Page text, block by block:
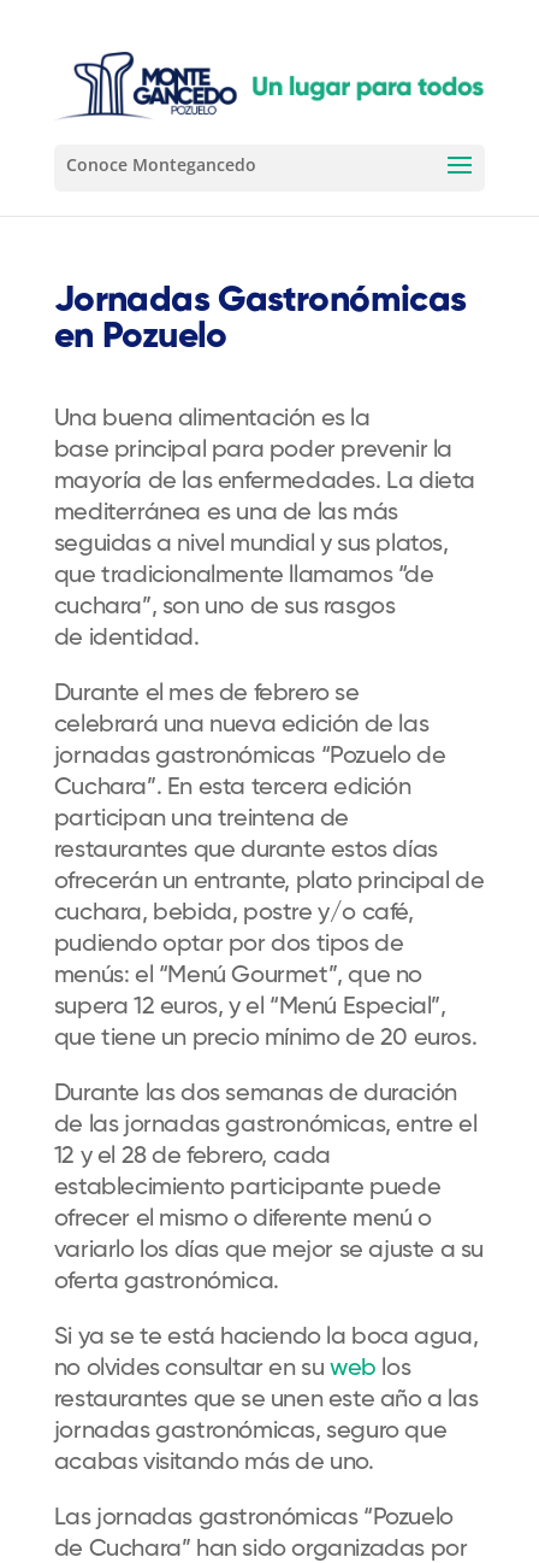
Jornadas Gastronómicas
en Pozuelo
Una buena alimentación es la
base principal para poder prevenir la
mayoría de las enfermedades. La dieta
mediterránea es una de las más
seguidas a nivel mundial y sus platos,
que tradicionalmente llamamos “de
cuchara”, sonuno de sus rasgos
de identidad.
Durante el mes de febrero se
celebrará una nueva edición de las
jornadas gastronómicas “Pozuelo de
Cuchara”. En esta tercera edición
participan una treintena de
restaurantes que durante estos días
ofrecerán un entrante, plato principal de
cuchara, bebida, postre y/o café,
pudiendo optar por dos tipos de
menús: el “Menú Gourmet”, que no
supera 12 euros, y el “Menú Especial”,
que tiene un precio mínimo de 20 euros.
Durante las dos semanas de duración
de las jornadas gastronómicas,entre el
12 y el 28 de febrero, cada
establecimiento participante puede
ofrecer el mismo o diferente menú o
variarlo los días que mejor se ajuste a su
oferta gastronómica.
Si ya se te está haciendo la boca agua,
no olvides consultar en su web los
restaurantes que se unen este año a las
jornadas gastronómicas, seguro que
acabas visitando más de uno.
Las jornadas gastronómicas “Pozuelo
de Cuchara” han sido organizadas por